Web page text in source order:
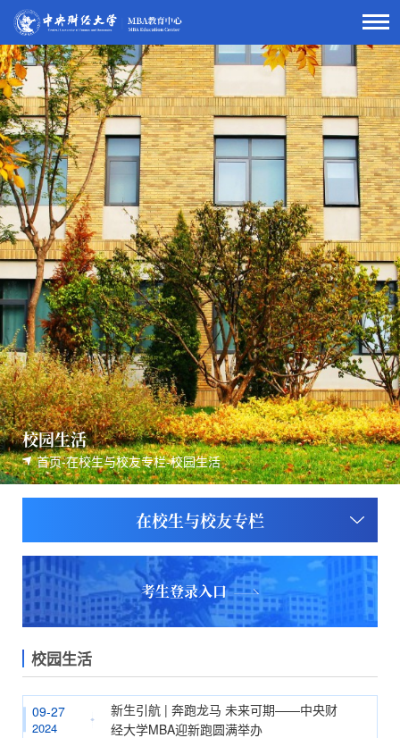
校园生活
首页-在校生与校友专栏-校园生活
在校生与校友专栏
考生登录入口
校园生活
09-27
2024
新生引航 | 奔跑龙马 未来可期——中央财
经大学MBA迎新跑圆满举办